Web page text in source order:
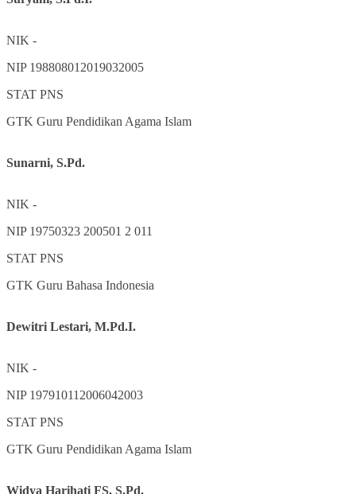
NIK -
NIP 198808012019032005
STAT PNS
GTK Guru Pendidikan Agama Islam
Sunarni, S.Pd.
NIK -
NIP 19750323 200501 2 011
STAT PNS
GTK Guru Bahasa Indonesia
Dewitri Lestari, M.Pd.I.
NIK -
NIP 197910112006042003
STAT PNS
GTK Guru Pendidikan Agama Islam
Widya Harihati FS, S.Pd.